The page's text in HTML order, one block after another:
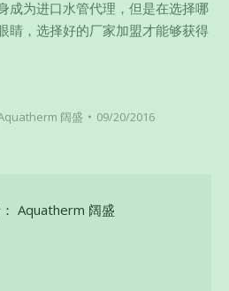
成为进口水管代理，但是在选择哪
睛，选择好的厂家加盟才能够获得
阔盛 09/20/2016
Aquatherm 阔盛